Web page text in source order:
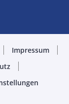
Impressum